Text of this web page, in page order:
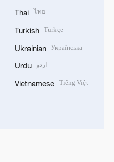
Thai ไทย
Turkish Türkçe
Ukrainian Українська
Urdu اردو
Vietnamese Tiếng Việt